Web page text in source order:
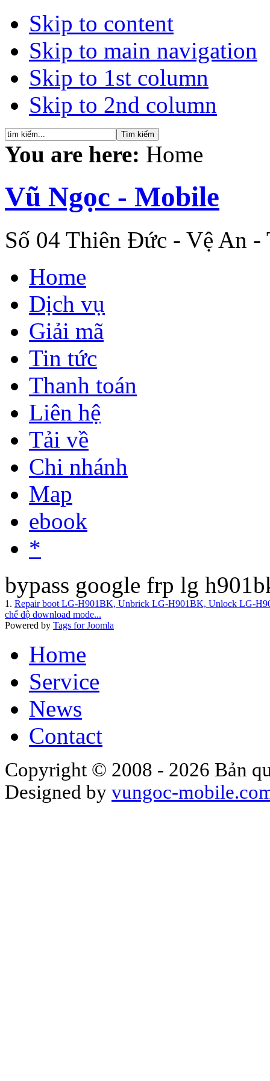
Skip to content
Skip to main navigation
Skip to 1st column
Skip to 2nd column
You are here: Home
Vũ Ngọc - Mobile
Số 04 Thiên Đức - Vệ An
Home
Dịch vụ
Giải mã
Tin tức
Thanh toán
Liên hệ
Tải về
Chi nhánh
Map
ebook
*
bypass google frp lg
1. Repair boot LG-H901BK, Unbrick LG-H901BK, Unlock LG-
chế độ download mode...
Powered by Tags for Joomla
Home
Service
News
Contact
Copyright © 2008 - 2026 Bản
Designed by vungoc-